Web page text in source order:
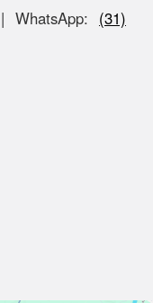
WhatsApp: (31)